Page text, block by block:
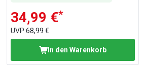
34,99 €*
UVP 68,99 €
In den Warenkorb